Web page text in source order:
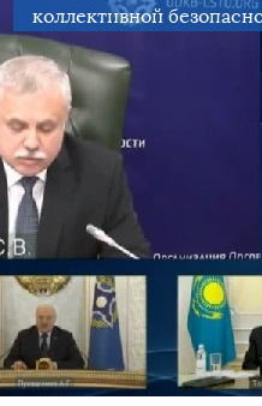
коллективной
ситуация в
нормализации